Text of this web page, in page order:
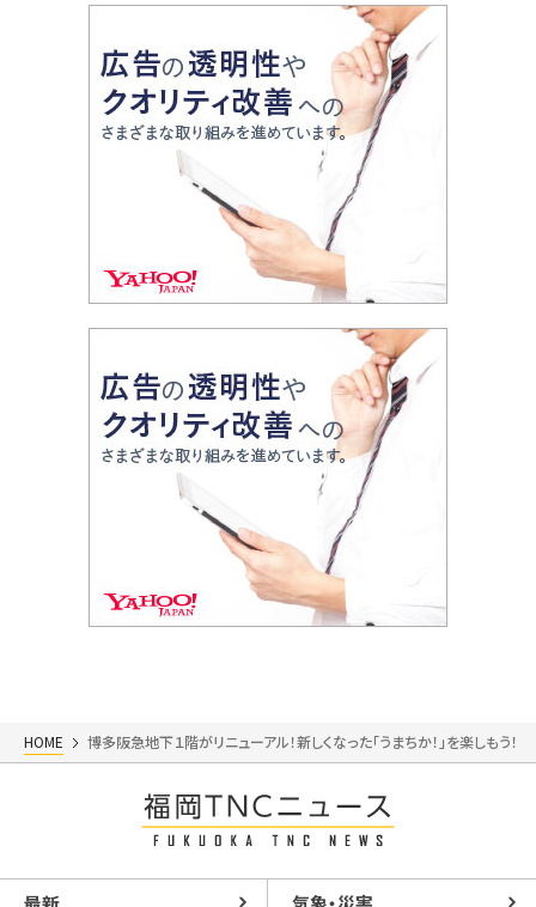
HOME 博多阪急地下１階がリニューアル！新しくなった「うまちか！」を楽しもう！